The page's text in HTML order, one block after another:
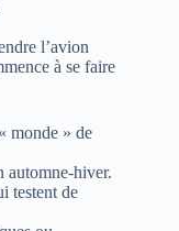
l’avion
à se faire
monde » de
automne-hiver.
testent de